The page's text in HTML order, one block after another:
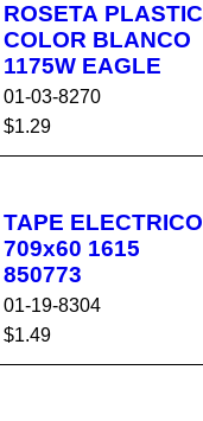
ROSETA
COLOR BLANCO
1175W EAGLE
01-03-8270
$1.29
AÑADIR AL C
VISTA
TAPE ELECTRICO
709x60 1615
850773
01-19-8304
$1.49
AÑADIR AL C
VISTA